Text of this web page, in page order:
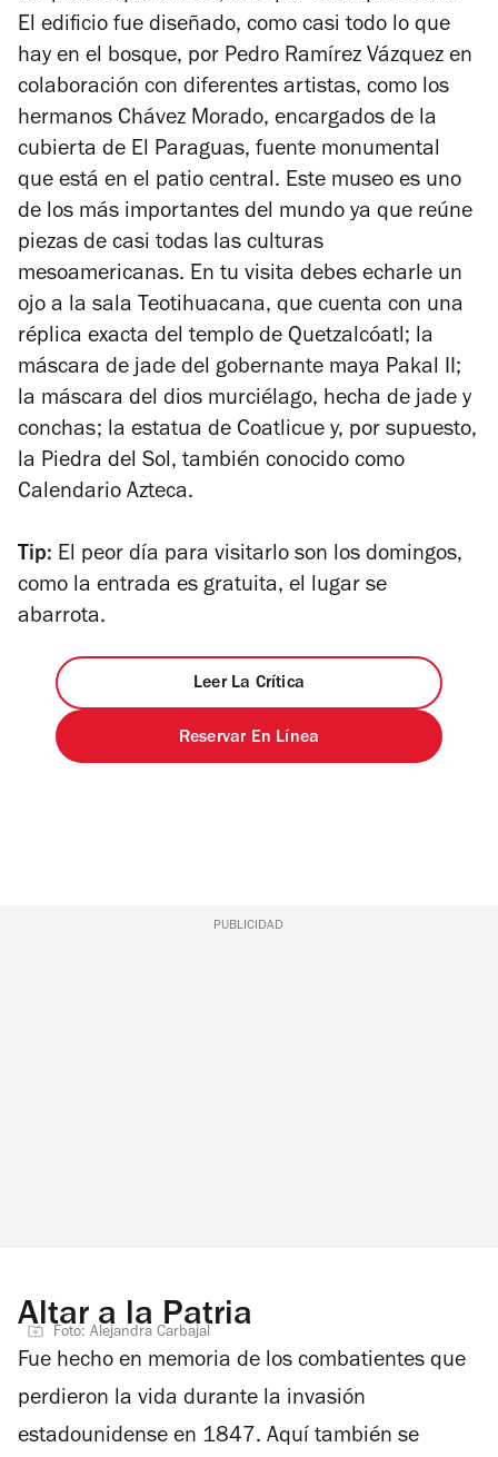
El edificio fue diseñado, como casi todo lo que
hay en el bosque, por Pedro Ramírez Vázquez en
colaboración con diferentes artistas, como los
hermanos Chávez Morado, encargados de la
cubierta de El Paraguas, fuente monumental
que está en el patio central. Este museo es uno
de los más importantes del mundo ya que reúne
piezas de casi todas las culturas
mesoamericanas. En tu visita debes echarle un
ojo a la sala Teotihuacana, que cuenta con una
réplica exacta del templo de Quetzalcóatl; la
máscara de jade del gobernante maya Pakal II;
la máscara del dios murciélago, hecha de jade y
conchas; la estatua de Coatlicue y, por supuesto,
la Piedra del Sol, también conocido como
Calendario Azteca.
Tip: El peor día para visitarlo son los domingos,
como la entrada es gratuita, el lugar se
abarrota.
Leer La Crítica
Reservar En Línea
PUBLICIDAD
Altar a la Patria
Foto: Alejandra Carbajal
Fue hecho en memoria de los combatientes que
perdieron la vida durante la invasión
estadounidense en 1847. Aquí también se